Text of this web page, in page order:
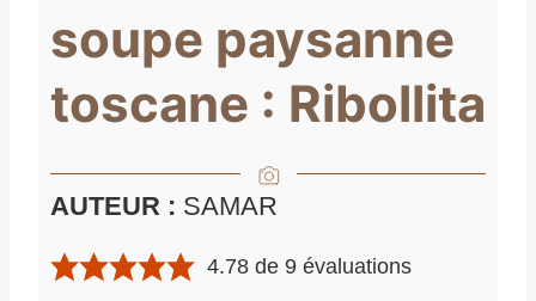
soupe paysanne
toscane : Ribollita
AUTEUR : SAMAR
4.78 de9 évaluations